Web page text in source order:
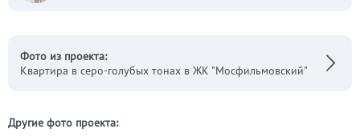
Фото из проекта:
Квартира в серо-голубых тонах в ЖК "Мосфильмовский"
Другие фото проекта: